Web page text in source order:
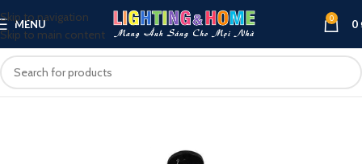
Skip to navigation
Skip to main content
MENU 0 0